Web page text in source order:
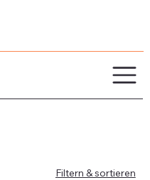
Filtern & sortieren